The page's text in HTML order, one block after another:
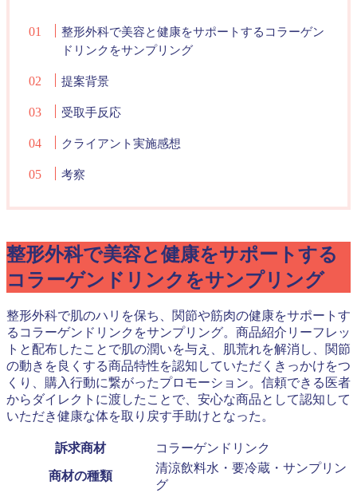
整形外科で美容と健康をサポートするコラーゲン
ドリンクをサンプリング
提案背景
受取手反応
クライアント実施感想
考察
整形外科で美容と健康をサポートする
コラーゲンドリンクをサンプリング
整形外科で肌のハリを保ち、関節や筋肉の健康をサポートす
るコラーゲンドリンクをサンプリング。商品紹介リーフレッ
トと配布したことで肌の潤いを与え、肌荒れを解消し、関節
の動きを良くする商品特性を認知していただくきっかけをつ
くり、購入行動に繋がったプロモーション。信頼できる医者
からダイレクトに渡したことで、安心な商品として認知して
いただき健康な体を取り戻す手助けとなった。
訴求商材 コラーゲンドリンク
商材の種類
清涼飲料水・要冷蔵・サンプリン
グ